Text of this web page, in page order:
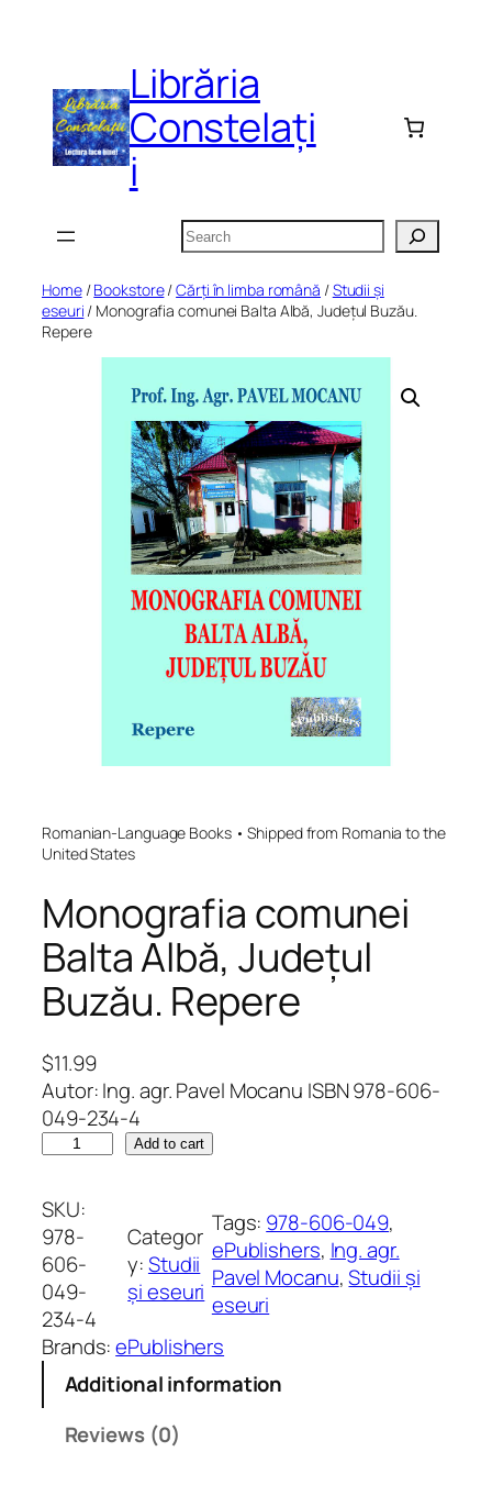
Librăria
Constelați
i
Search
Home/Bookstore/Cărți în limba română /Studii și
eseuri / Monografia comunei Balta Albă, Județul Buzău.
Repere
Romanian-Language Books • Shipped from Romania to the
United States
Monografia comunei
Balta Albă, Județul
Buzău. Repere
$11.99
Autor: Ing. agr. Pavel Mocanu ISBN 978-606-
049-234-4
n
o
g
r
a
f
i
Add to cart
SKU:
978-
606-
049-
234-4
Categor
y:Studii
și eseuri
Tags: 978-606-049
ePublishers, Ing. agr.
Pavel Mocanu, Studii și
eseuri
Brands:ePublishers
Additional information
Reviews (0)